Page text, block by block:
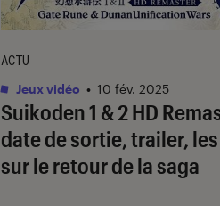
Suikoden 1 & 2 HD
date de sortie, trailer,
sur le retour de la saga
ACTU
Jeux vidéo • 10 fév. 2025